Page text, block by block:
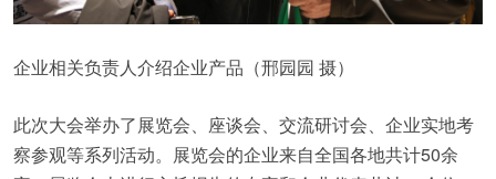
企业相关负责人介绍企业产品（邢园园 摄）
此次大会举办了展览会、座谈会、交流研讨会、企业实地考
察参观等系列活动。展览会的企业来自全国各地共计50余